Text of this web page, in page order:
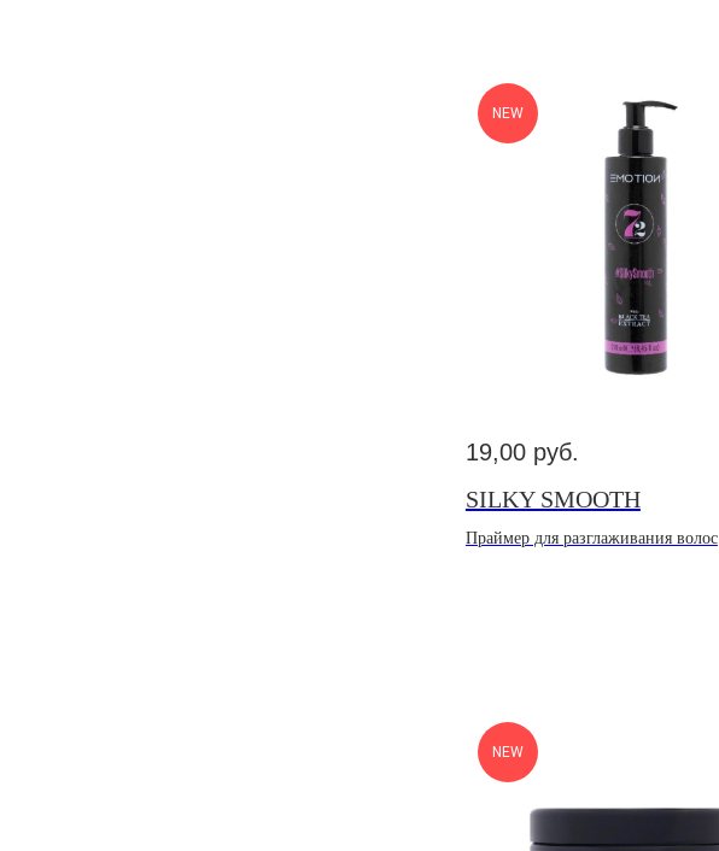
NEW
19,00 руб.
SILKY SMOOTH
Праймер для разглаживания волос
NEW